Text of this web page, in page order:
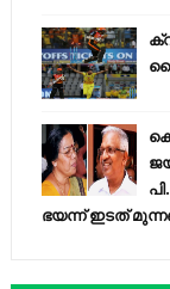
ഭയന്ന്‌ ഇടത്